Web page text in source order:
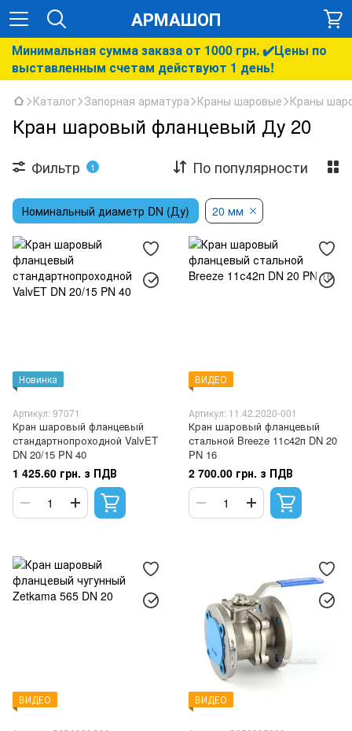
АРМАШОП
Минимальная сумма заказа от 1000 грн. ✔️Цены по
выставленным счетам действуют 1 день!
Каталог Запорная арматура Краны шаровые Краны
Кран шаровый фланцевый Ду 20
Фильтр 1 По популярности
Номинальный диаметр DN (Ду) 20 мм
Новинка
Артикул: 97071
Кран шаровый фланцевый
стандартнопроходной ValvET
DN 20/15 PN 40
1 425.60 грн. з ПДВ
ВИДЕО
Артикул: 11.42.2020-001
Кран шаровый фланцевый
стальной Breeze 11с42п DN 20
PN 16
2 700.00 грн. з ПДВ
ВИДЕО ВИДЕО